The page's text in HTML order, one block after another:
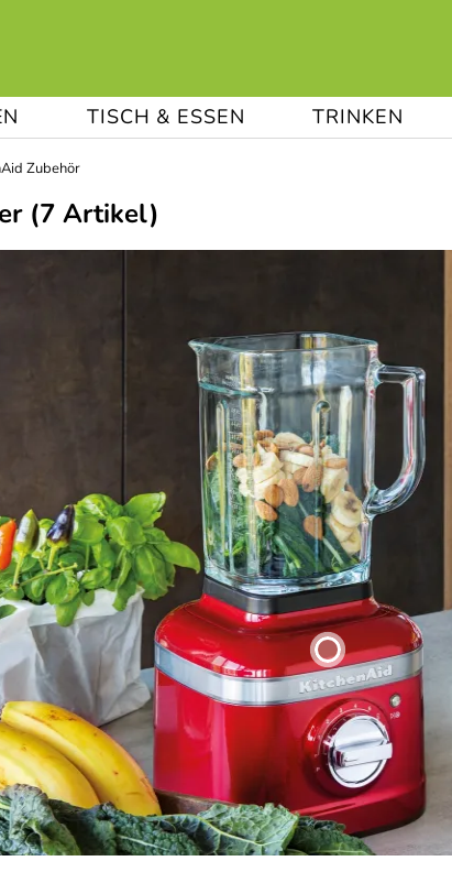
TISCH & ESSEN TRINKEN
Zubehör
(7 Artikel)